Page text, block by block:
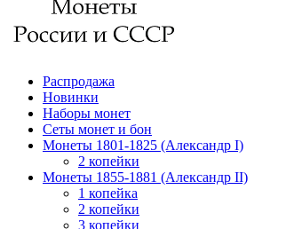
Распродажа
Новинки
Наборы монет
Сеты монет и бон
Монеты 1801-1825 (Александр I)
2 копейки
Монеты 1855-1881 (Александр II)
1 копейка
2 копейки
3 копейки